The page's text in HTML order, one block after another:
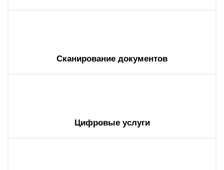
Сканирование документов
Цифровые услуги